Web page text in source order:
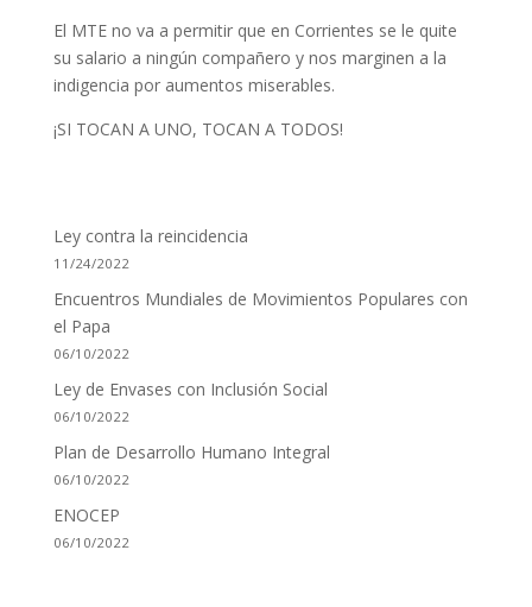
El MTE no va a permitir que en Corrientes se le quite
su salario a ningún compañero y nos marginen a la
indigencia por aumentos miserables.
¡SI TOCAN A UNO, TOCAN A TODOS!
Ley contra la reincidencia
11/24/2022
Encuentros Mundiales de Movimientos Populares con
el Papa
06/10/2022
Ley de Envases con Inclusión Social
06/10/2022
Plan de Desarrollo Humano Integral
06/10/2022
ENOCEP
06/10/2022